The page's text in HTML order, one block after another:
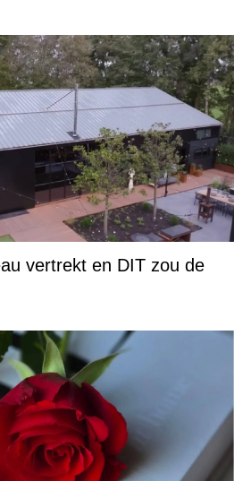
vertrekt en DIT zou de